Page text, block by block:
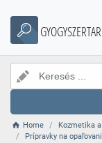
Home Kozmetika
Prípravky na